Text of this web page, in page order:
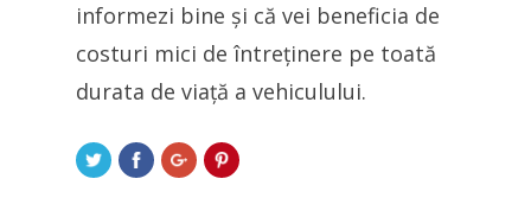
informezi bine și că vei beneficia de
costuri mici de întreținere pe toată
durata de viață a vehiculului.